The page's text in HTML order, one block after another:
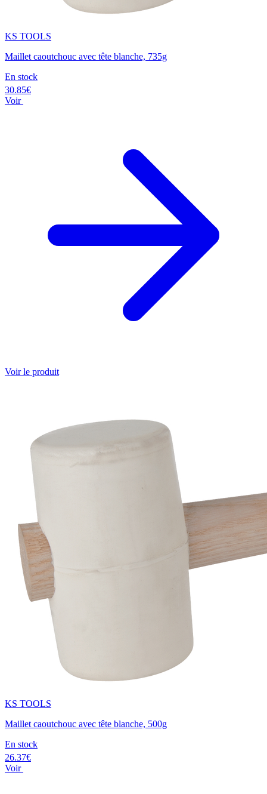
KS TOOLS
Maillet caoutchouc avec tête blanche, 735g
En stock
30.85€
Voir
Voir le produit
KS TOOLS
Maillet caoutchouc avec tête blanche, 500g
En stock
26.37€
Voir